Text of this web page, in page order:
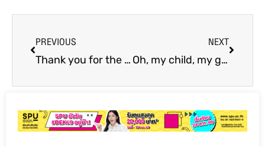
PREVIOUS
Thank you for the New Year gift 2020 from the President, Dr. Ratchaneeporn Phukyaphon, President of Sripathum University.
NEXT
Oh, my child, my good child.